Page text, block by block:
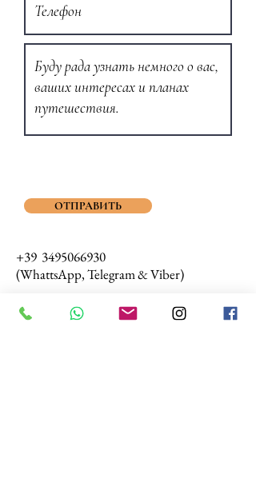
ОТПРАВИТЬ
+39 3495066930
(WhattsApp, Telegram & Viber)
e-mail:
d.dmitrieva@hotmail.it